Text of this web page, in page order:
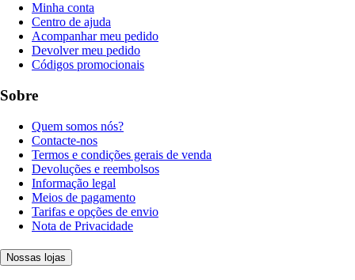
Minha conta
Centro de ajuda
Acompanhar meu pedido
Devolver meu pedido
Códigos promocionais
Sobre
Quem somos nós?
Contacte-nos
Termos e condições gerais de venda
Devoluções e reembolsos
Informação legal
Meios de pagamento
Tarifas e opções de envio
Nota de Privacidade
Nossas lojas